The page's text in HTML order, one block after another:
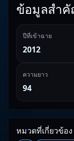
ข้อมูลสำคั
ปีที่เข้าฉาย
2012
ความยาว
94
หมวดที่เกี่ยวข้อง